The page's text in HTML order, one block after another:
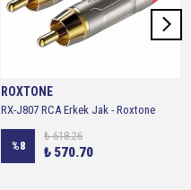
ROXTONE
RX-J807 RCA Erkek Jak - Roxtone
%8
₺ 618.26
₺ 570.70